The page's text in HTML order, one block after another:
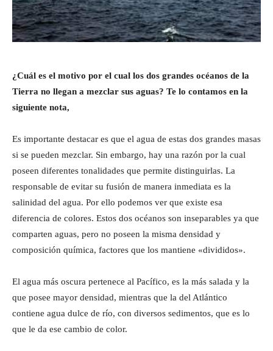
¿Cuál es el motivo por el cual los dos grandes océanos de la
Tierra no llegan a mezclar sus aguas? Te lo contamos en la
siguiente nota,
Es importante destacar es que el agua de estas dos grandes masas
si se pueden mezclar. Sin embargo, hay una razón por la cual
poseen diferentes tonalidades que permite distinguirlas. La
responsable de evitar su fusión de manera inmediata es la
salinidad del agua. Por ello podemos ver que existe esa
diferencia de colores. Estos dos océanos son inseparables ya que
comparten aguas, pero no poseen la misma densidad y
composición química, factores que los mantiene «divididos».
El agua más oscura pertenece al Pacífico, es la más salada y la
que posee mayor densidad, mientras que la del Atlántico
contiene agua dulce de río, con diversos sedimentos, que es lo
que le da ese cambio de color.